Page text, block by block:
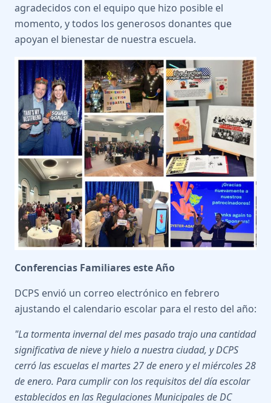
agradecidos con el equipo que hizo posible el
momento, y todos los generosos donantes que
apoyan el bienestar de nuestra escuela.
Conferencias Familiares este Año
DCPS envió un correo electrónico en febrero
ajustando el calendario escolar para el resto del año:
"La tormenta invernal del mes pasado trajo una cantidad
significativa de nieve y hielo a nuestra ciudad, y DCPS
cerró las escuelas el martes 27 de enero y el miércoles 28
de enero. Para cumplir con los requisitos del día escolar
establecidos en las Regulaciones Municipales de DC